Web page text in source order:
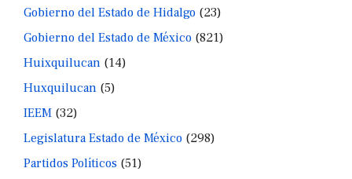
Gobierno del Estado de Hidalgo (23)
Gobierno del Estado de México (821)
Huixquilucan (14)
Huxquilucan (5)
IEEM (32)
Legislatura Estado de México (298)
Partidos Políticos (51)